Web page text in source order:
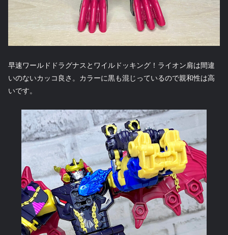
早速ワールドドラグナスとワイルドッキング！ライオン肩は間違
いのないカッコ良さ。カラーに黒も混じっているので親和性は高
いです。